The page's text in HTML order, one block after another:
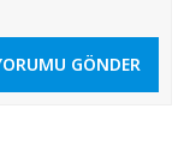
GÖNDER